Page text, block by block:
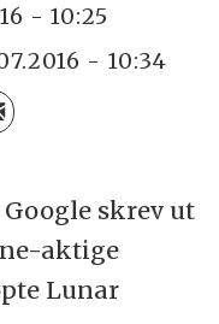
- 10:25
- 10:34
skrev ut
aktige
Lunar